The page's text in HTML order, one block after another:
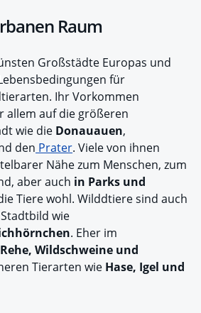
Raum
Großstädte Europas und
für
Ihr Vorkommen
allem auf die größeren
wie die Donauauen,
den Prater. Viele von ihnen
Nähe zum Menschen, zum
aber auch in Parks und
Tiere wohl. Wilddtiere sind auch
wie
. Eher im
Rehe, Wildschweine und
Tierarten wie Hase, Igel und